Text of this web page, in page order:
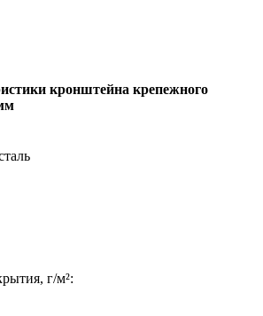
кронштейна крепежного
г/м²: